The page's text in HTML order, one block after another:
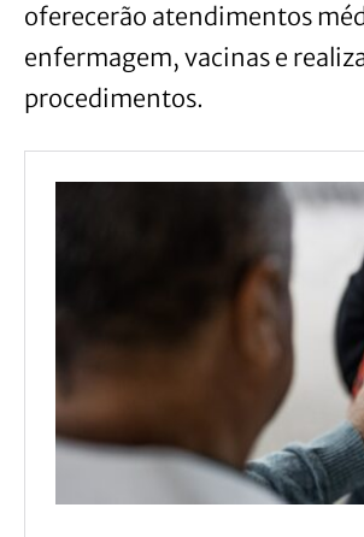
oferecerão atendimentos
enfermagem, vacinas e
procedimentos.